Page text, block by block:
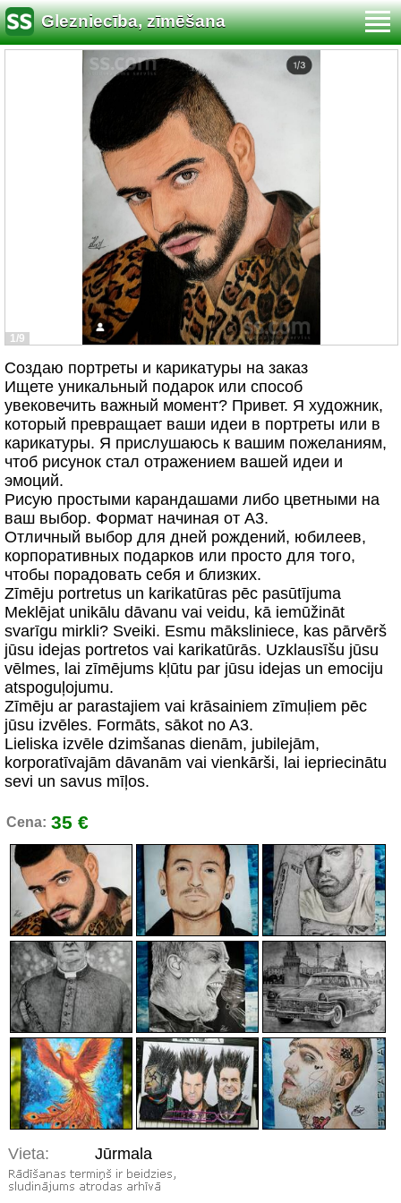
Glezniecība, zīmēšana
1/9
Создаю портреты и карикатуры на заказ
Ищете уникальный подарок или способ
увековечить важный момент? Привет. Я художник,
который превращает ваши идеи в портреты или в
карикатуры. Я прислушаюсь к вашим пожеланиям,
чтоб рисунок стал отражением вашей идеи и
эмоций.
Рисую простыми карандашами либо цветными на
ваш выбор. Формат начиная от A3.
Отличный выбор для дней рождений, юбилеев,
корпоративных подарков или просто для того,
чтобы порадовать себя и близких.
Zīmēju portretus un karikatūras pēc pasūtījuma
Meklējat unikālu dāvanu vai veidu, kā iemūžināt
svarīgu mirkli? Sveiki. Esmu māksliniece, kas pārvērš
jūsu idejas portretos vai karikatūrās. Uzklausīšu jūsu
vēlmes, lai zīmējums kļūtu par jūsu idejas un emociju
atspoguļojumu.
Zīmēju ar parastajiem vai krāsainiem zīmuļiem pēc
jūsu izvēles. Formāts, sākot no A3.
Lieliska izvēle dzimšanas dienām, jubilejām,
korporatīvajām dāvanām vai vienkārši, lai iepriecinātu
sevi un savus mīļos.
Cena: 35 €
Vieta: Jūrmala